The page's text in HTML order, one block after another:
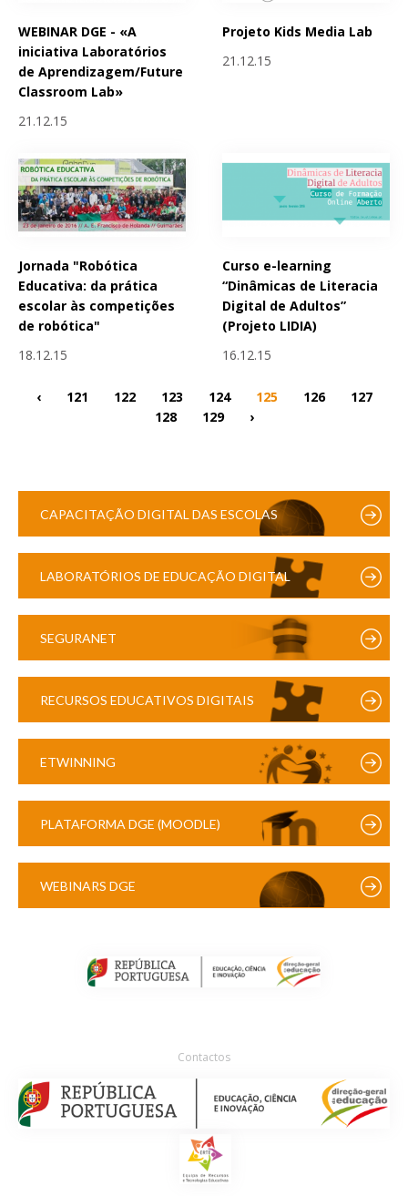
WEBINAR DGE - «A
iniciativa Laboratórios
de Aprendizagem/Future
Classroom Lab»
21.12.15
Projeto Kids Media Lab
21.12.15
Jornada "Robótica
Educativa: da prática
escolar às competições
de robótica"
18.12.15
Curso e-learning
“Dinâmicas de Literacia
Digital de Adultos”
(Projeto LIDIA)
16.12.15
‹ 121 122 123 124 125 126
127
128
129 ›
CAPACITAÇÃO DIGITAL DAS ESCOLAS
LABORATÓRIOS DE EDUCAÇÃO DIGITAL
SEGURANET
RECURSOS EDUCATIVOS DIGITAIS
ETWINNING
PLATAFORMA DGE (MOODLE)
WEBINARS DGE
Contactos